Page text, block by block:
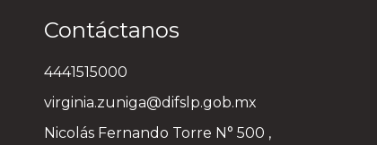
Contáctanos
4441515000
virginia.zuniga@difslp.gob.mx
Nicolás Fernando Torre N° 500 ,